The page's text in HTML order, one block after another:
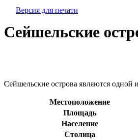
Версия для печати
Сейшельские
Сейшельские острова являются
Местоположение
Площадь
Население
Столица